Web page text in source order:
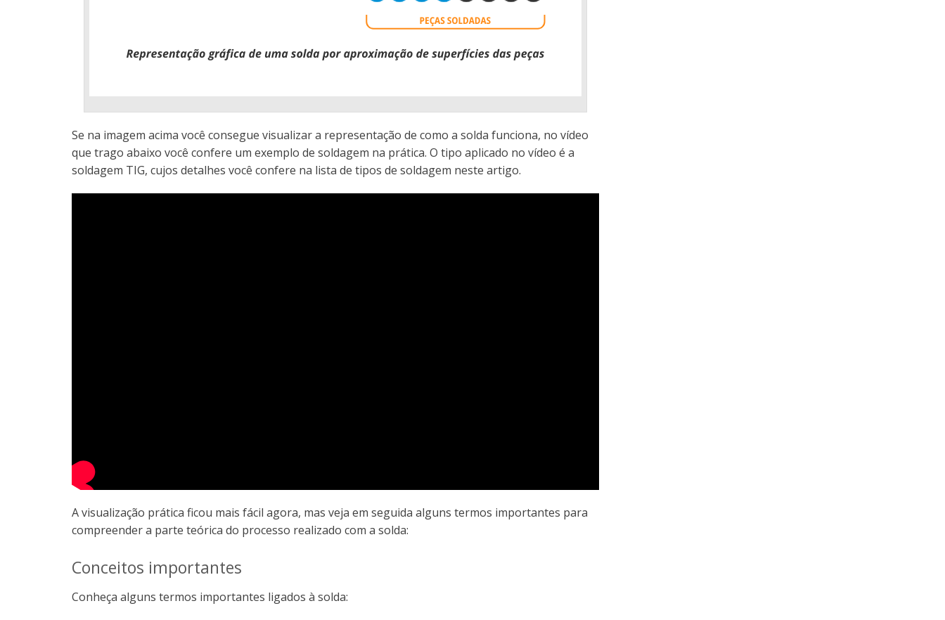
Se na imagem acima você consegue visualizar a representação de como a solda funciona, no vídeo
que trago abaixo você confere um exemplo de soldagem na prática. O tipo aplicado no vídeo é a
soldagem TIG, cujos detalhes você confere na lista de tipos de soldagem neste artigo.
A visualização prática ficou mais fácil agora, mas veja em seguida alguns termos importantes para
compreender a parte teórica do processo realizado com a solda:
Conceitos importantes
Conheça alguns termos importantes ligados à solda: